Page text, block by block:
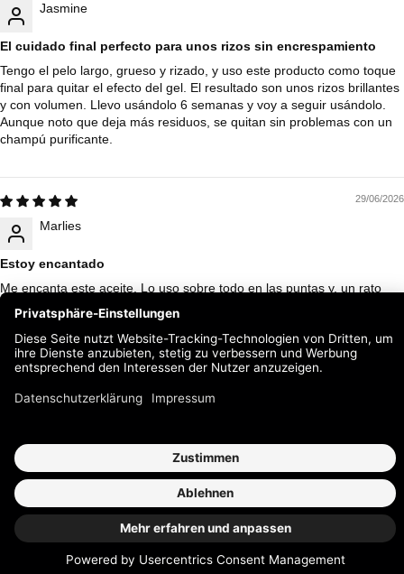
Jasmine
El cuidado final perfecto para unos rizos sin encrespamiento
Tengo el pelo largo, grueso y rizado, y uso este producto como toque
final para quitar el efecto del gel. El resultado son unos rizos brillantes
y con volumen. Llevo usándolo 6 semanas y voy a seguir usándolo.
Aunque noto que deja más residuos, se quitan sin problemas con un
champú purificante.
29/06/2026
Marlies
Estoy encantado
Me encanta este aceite. Lo uso sobre todo en las puntas y, un rato
antes de lavarme el pelo, también en el cuero cabelludo. Y mi pelo
está mucho más suave y para nada graso. ¡Lo recomiendo sin duda!
MENÚ